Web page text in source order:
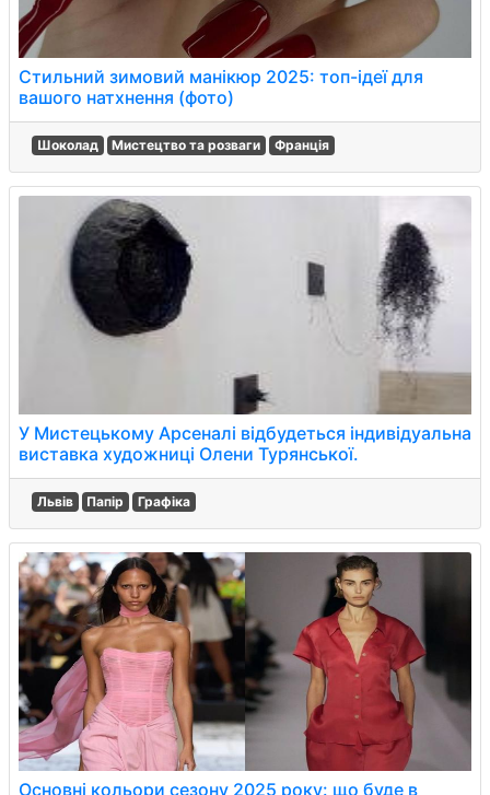
Стильний зимовий манікюр 2025: топ-ідеї для
вашого натхнення (фото)
Шоколад Мистецтво та розваги Франція
У Мистецькому Арсеналі відбудеться індивідуальна
виставка художниці Олени Турянської.
Львів Папір Графіка
Основні кольори сезону 2025 року: що буде в